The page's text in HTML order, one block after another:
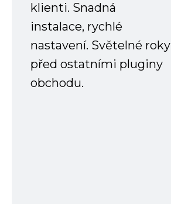
klienti. Snadná
instalace, rychlé
nastavení. Světelné roky
před ostatními pluginy
obchodu.